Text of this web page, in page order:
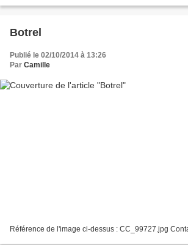
Botrel
Publié le 02/10/2014 à 13:26
Par Camille
Référence de l'image ci-dessus : CC_99727.jpg